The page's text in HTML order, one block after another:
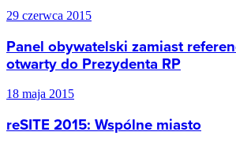
29 czerwca 2015
Panel obywatelski zamiast
otwarty do Prezydenta RP
18 maja 2015
reSITE 2015: Wspólne miasto